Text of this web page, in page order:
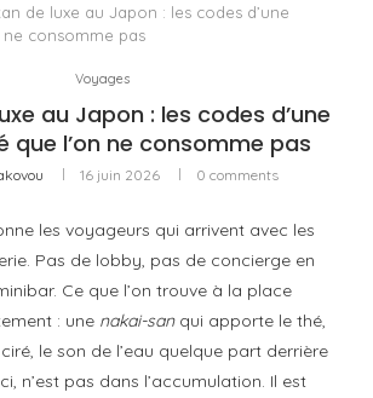
de luxe au Japon : les codes d’une
ne consomme pas
Voyages
au Japon : les codes d’une
que l’on ne consomme pas
16 juin 2026 0 comments
les voyageurs qui arrivent avec les
Pas de lobby, pas de concierge en
Ce que l’on trouve à la place
: une nakai-sanqui apporte le thé,
le son de l’eau quelque part derrière
n’est pas dans l’accumulation. Il est